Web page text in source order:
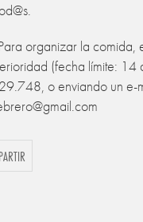
organizar la comida,
(fecha límite: 14
o enviando un e-